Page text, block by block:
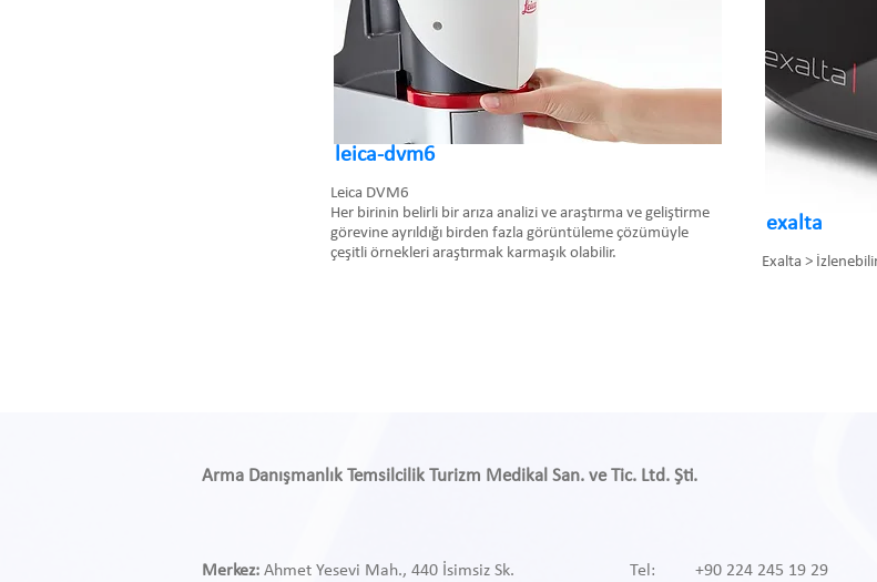
leica-dvm6
Leica DVM6
Her birinin belirli bir arıza analizi ve araştırma ve geliştirme
görevine ayrıldığı birden fazla görüntüleme çözümüyle
çeşitli örnekleri araştırmak karmaşık olabilir.
exalta
Exalta >
Arma Danışmanlık Temsilcilik Turizm Medikal San. ve Tic. Ltd. Şti.
Merkez: Ahmet Yesevi Mah., 440 İsimsiz Sk. Tel: +90 224 245 19 29